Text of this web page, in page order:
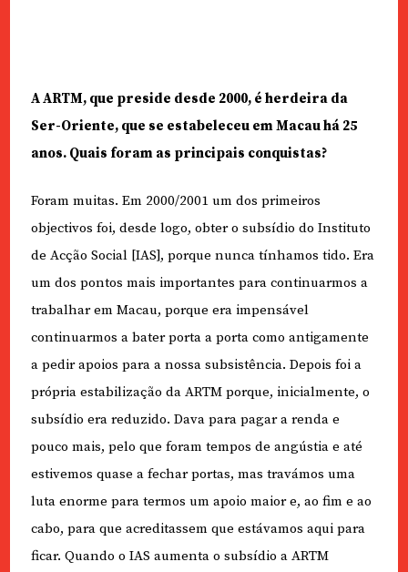
A ARTM, que preside desde 2000, é herdeira da
Ser-Oriente, que se estabeleceu em Macau há 25
anos. Quais foram as principais conquistas?
Foram muitas. Em 2000/2001 um dos primeiros
objectivos foi, desde logo, obter o subsídio do Instituto
de Acção Social [IAS], porque nunca tínhamos tido. Era
um dos pontos mais importantes para continuarmos a
trabalhar em Macau, porque era impensável
continuarmos a bater porta a porta como antigamente
a pedir apoios para a nossa subsistência. Depois foi a
própria estabilização da ARTM porque, inicialmente, o
subsídio era reduzido. Dava para pagar a renda e
pouco mais, pelo que foram tempos de angústia e até
estivemos quase a fechar portas, mas travámos uma
luta enorme para termos um apoio maior e, ao fim e ao
cabo, para que acreditassem que estávamos aqui para
ficar. Quando o IAS aumenta o subsídio a ARTM